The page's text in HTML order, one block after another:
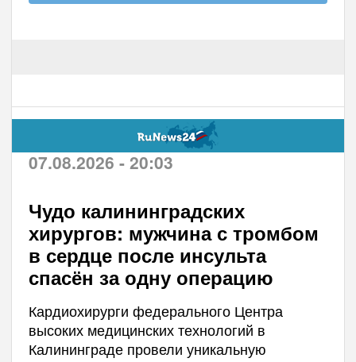
07.08.2026 - 20:03
Чудо калининградских
хирургов: мужчина с тромбом
в сердце после инсульта
спасён за одну операцию
Кардиохирурги федерального Центра
высоких медицинских технологий в
Калининграде провели уникальную